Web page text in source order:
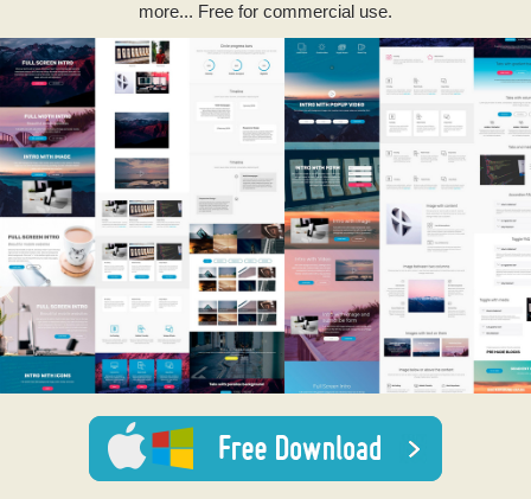
more... Free for commercial use.